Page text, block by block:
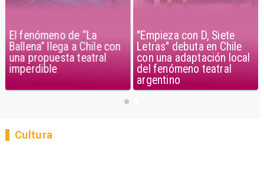
El fenómeno de “La
Ballena” llega a Chile con
una propuesta teatral
imperdible
"Empieza con D, Siete
Letras" debuta en Chile
con una adaptación local
del fenómeno teatral
argentino
Cultura